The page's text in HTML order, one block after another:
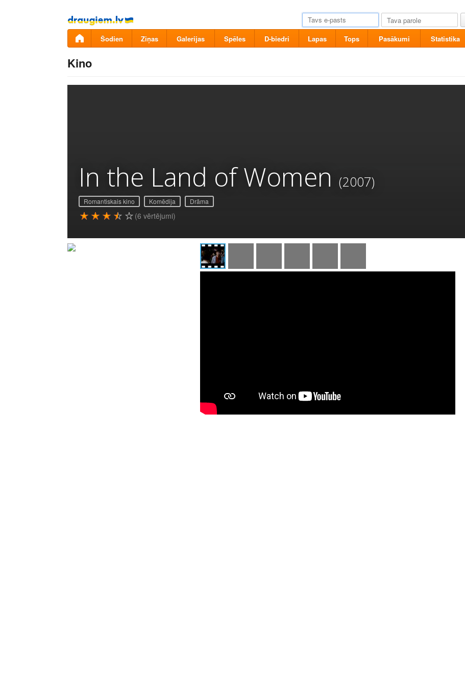
Pāriet
uz
saturu
Šodien Ziņas Galerijas Spēles D-biedri Lapas Tops Pasākumi Statistika
Kino
In the Land of Women (2007)
Romantiskais kino Komēdija Drāma
(6 vērtējumi)